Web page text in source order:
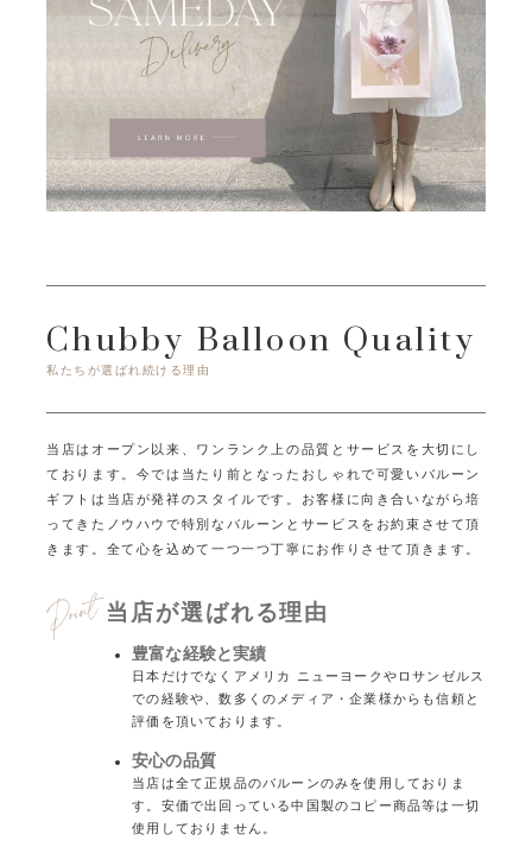
Chubby Balloon Quality
私たちが選ばれ続ける理由
当店はオープン以来、ワンランク上の品質とサービスを大切にし
ております。 今では当たり前となったおしゃれで可愛いバルーン
ギフトは当店が発祥のスタイルです。
お客様に向き合いながら培
ってきたノウハウで特別なバルーンとサービスをお約束させて頂
きます。 全て心を込めて一つ一つ丁寧にお作りさせて頂きます。
当店が選ばれる理由
豊富な経験と実績
日本だけでなくアメリカ ニューヨークやロサンゼルス
での経験や、数多くのメディア・企業様からも信頼と
評価を頂いております。
安心の品質
当店は全て正規品のバルーンのみを使用しておりま
す。安価で出回っている中国製のコピー商品等は一切
使用しておりません。